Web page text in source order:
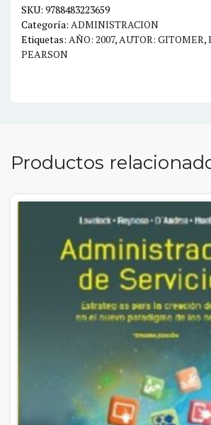
LAS
MEJORES
RESPUESTAS
EN
SKU: 9788483223659
Categoría: ADMINISTRACION
Etiquetas: AÑO: 2007, AUTOR: GITOMER,
PEARSON
Productos